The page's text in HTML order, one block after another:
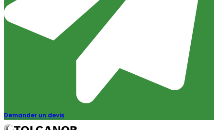
Demander un devis